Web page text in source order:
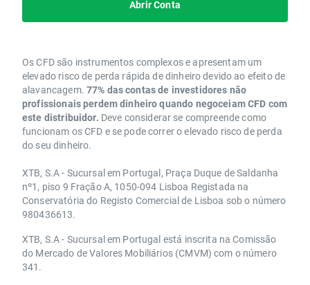
Abrir Conta
Os CFD são instrumentos complexos e apresentam um
elevado risco de perda rápida de dinheiro devido ao efeito de
alavancagem. 77% das contas de investidores não
profissionais perdem dinheiro quando negoceiam CFD com
este distribuidor. Deve considerar se compreende como
funcionam os CFD e se pode correr o elevado risco de perda
do seu dinheiro.
XTB, S.A - Sucursal em Portugal, Praça Duque de Saldanha
nº1, piso 9 Fração A, 1050-094 Lisboa Registada na
Conservatória do Registo Comercial de Lisboa sob o número
980436613.
XTB, S.A - Sucursal em Portugal está inscrita na Comissão
do Mercado de Valores Mobiliários (CMVM) com o número
341.